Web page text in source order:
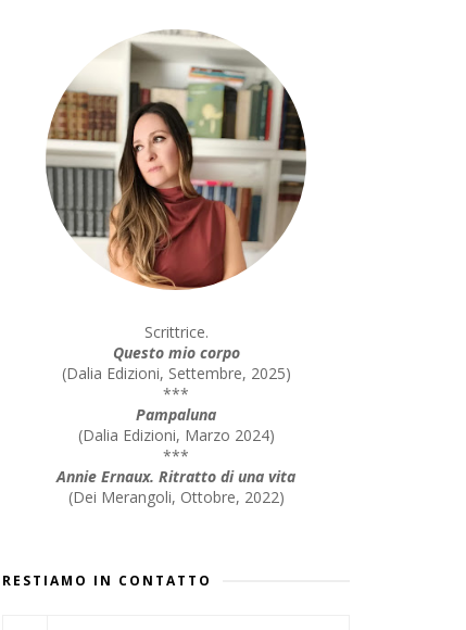
Scrittrice.
Questo mio corpo
(Dalia Edizioni, Settembre, 2025)
***
Pampaluna
(Dalia Edizioni, Marzo 2024)
***
Annie Ernaux. Ritratto di una vita
(Dei Merangoli, Ottobre, 2022)
RESTIAMO IN CONTATTO